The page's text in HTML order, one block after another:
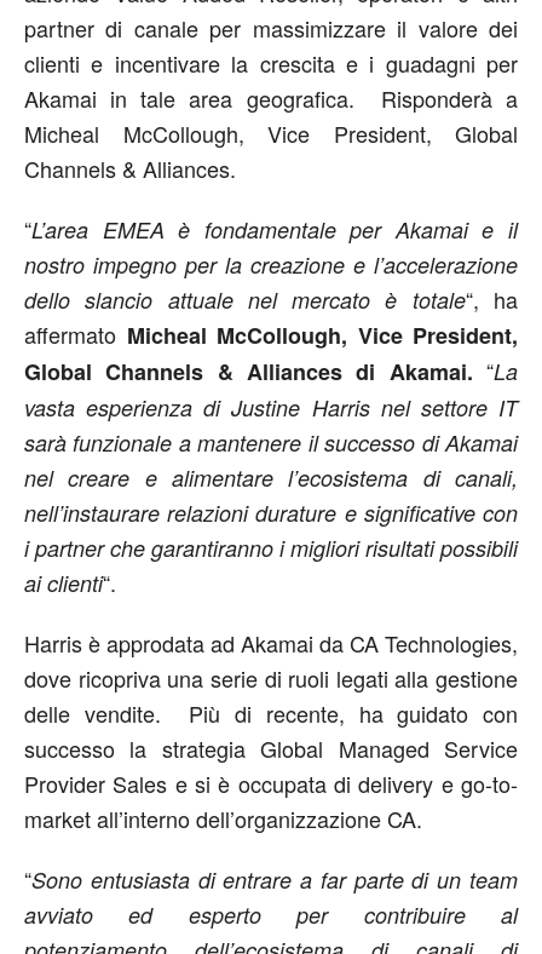
partner di canale per massimizzare il valore dei
clienti e incentivare la crescita e i guadagni per
Akamai in tale area geografica. Risponderà a
Micheal McCollough, Vice President, Global
Channels & Alliances.
“L’area EMEA è fondamentale per Akamai e il
nostro impegno per la creazione e l’accelerazione
dello slancio attuale nel mercato è totale“, ha
affermato Micheal McCollough, Vice President,
Global Channels & Alliances di Akamai. “La
vasta esperienza di Justine Harris nel settore IT
sarà funzionale a mantenere il successo di Akamai
nel creare e alimentare l’ecosistema di canali,
nell’instaurare relazioni durature e significative con
i partner che garantiranno i migliori risultati possibili
ai clienti“.
Harris è approdata ad Akamai da CA Technologies,
dove ricopriva una serie di ruoli legati alla gestione
delle vendite. Più di recente, ha guidato con
successo la strategia Global Managed Service
Provider Sales e si è occupata di delivery e go-to-
market all’interno dell’organizzazione CA.
“Sono entusiasta di entrare a far parte di un team
avviato ed esperto per contribuire al